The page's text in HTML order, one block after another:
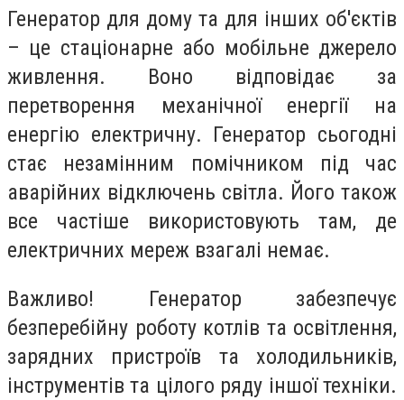
Генератор для дому та для інших об'єктів
– це стаціонарне або мобільне джерело
живлення. Воно відповідає за
перетворення механічної енергії на
енергію електричну. Генератор сьогодні
стає незамінним помічником під час
аварійних відключень світла. Його також
все частіше використовують там, де
електричних мереж взагалі немає.
Важливо! Генератор забезпечує
безперебійну роботу котлів та освітлення,
зарядних пристроїв та холодильників,
інструментів та цілого ряду іншої техніки.